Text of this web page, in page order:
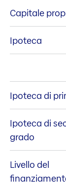
Capitale
Ipoteca
Ipoteca di
Ipoteca di
grado
Livello del